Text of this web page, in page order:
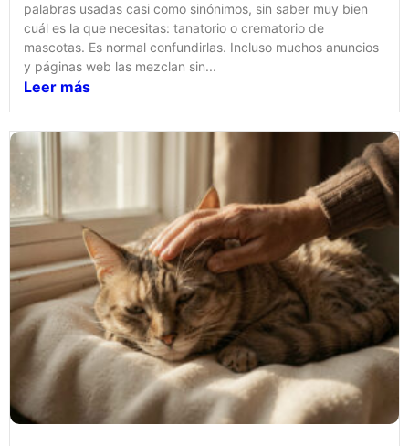
palabras usadas casi como sinónimos, sin saber muy bien
cuál es la que necesitas: tanatorio o crematorio de
mascotas. Es normal confundirlas. Incluso muchos anuncios
y páginas web las mezclan sin...
Leer más